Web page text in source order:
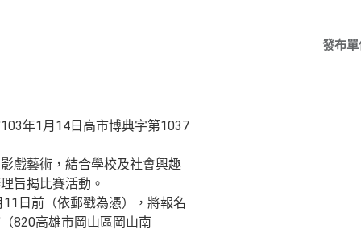
發布
年1月14日高市博典字第1037
戲藝術，結合學校及社會興趣
旨揭比賽活動。
日前（依郵戳為憑），將報名
820高雄市岡山區岡山南